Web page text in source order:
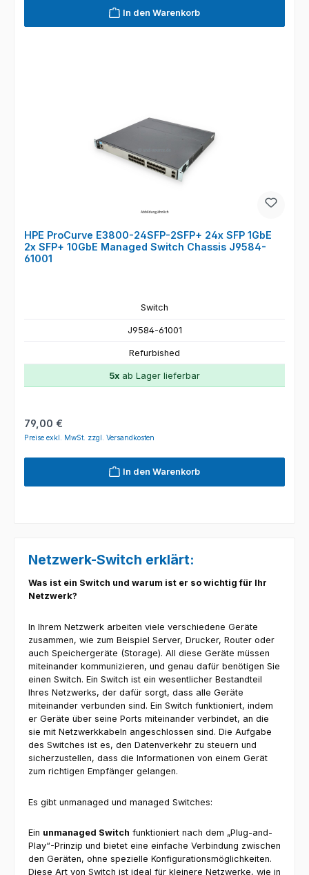
In den Warenkorb
HPE ProCurve E3800-24SFP-2SFP+ 24x SFP 1GbE
2x SFP+ 10GbE Managed Switch Chassis J9584-
61001
Switch
J9584-61001
Refurbished
5x ab Lager lieferbar
Regulärer Preis:
79,00 €
Preise exkl. MwSt. zzgl. Versandkosten
In den Warenkorb
Netzwerk-Switch erklärt:
Was ist ein Switch und warum ist er so wichtig für Ihr
Netzwerk?
In Ihrem Netzwerk arbeiten viele verschiedene Geräte
zusammen, wie zum Beispiel Server, Drucker, Router oder
auch Speichergeräte (Storage). All diese Geräte müssen
miteinander kommunizieren, und genau dafür benötigen Sie
einen Switch. Ein Switch ist ein wesentlicher Bestandteil
Ihres Netzwerks, der dafür sorgt, dass alle Geräte
miteinander verbunden sind. Ein Switch funktioniert, indem
er Geräte über seine Ports miteinander verbindet, an die
sie mit Netzwerkkabeln angeschlossen sind. Die Aufgabe
des Switches ist es, den Datenverkehr zu steuern und
sicherzustellen, dass die Informationen von einem Gerät
zum richtigen Empfänger gelangen.
Es gibt unmanaged und managed Switches:
Ein unmanaged Switch funktioniert nach dem „Plug-and-
Play“-Prinzip und bietet eine einfache Verbindung zwischen
den Geräten, ohne spezielle Konfigurationsmöglichkeiten.
Diese Art von Switch ist ideal für kleinere Netzwerke, wie in